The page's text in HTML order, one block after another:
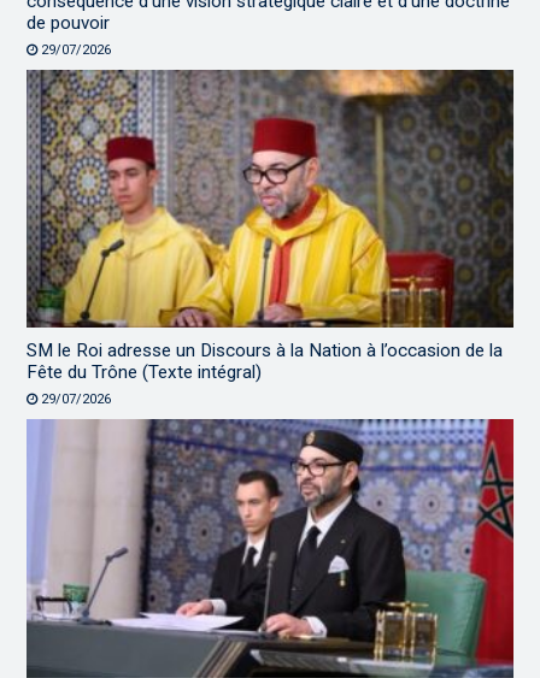
de pouvoir
29/07/2026
SM le Roi adresse un Discours à la Nation à l’occasion de la
Fête du Trône (Texte intégral)
29/07/2026